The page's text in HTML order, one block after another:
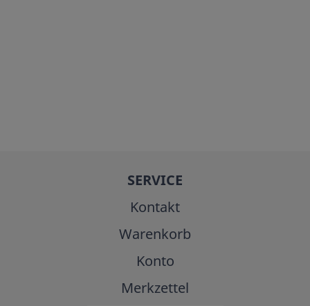
SERVICE
Kontakt
Warenkorb
Konto
Merkzettel